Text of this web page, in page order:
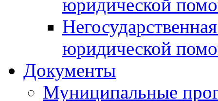
юридической
юридической
Документы
Муниципальные